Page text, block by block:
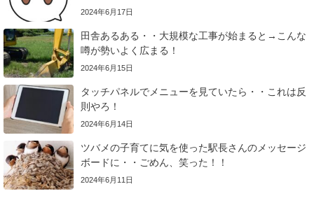
2024年6月17日
田舎あるある・・大規模な工事が始まると→こんな
噂が勢いよく広まる！
2024年6月15日
タッチパネルでメニューを見ていたら・・これは反
則やろ！
2024年6月14日
ツバメの子育てに気を使った駅長さんのメッセージ
ボードに・・ごめん、笑った！！
2024年6月11日